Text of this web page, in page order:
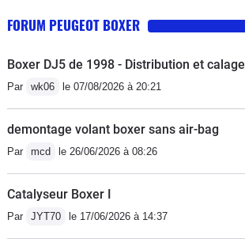
FORUM PEUGEOT BOXER
Boxer DJ5 de 1998 - Distribution et calage
Par wk06 le 07/08/2026 à 20:21
demontage volant boxer sans air-bag
Par mcd le 26/06/2026 à 08:26
Catalyseur Boxer I
Par JYT70 le 17/06/2026 à 14:37